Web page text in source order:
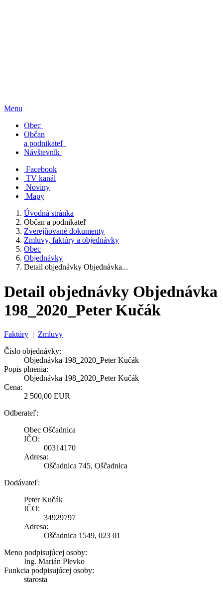
Menu
Obec
Občan
a podnikateľ
Návštevník
Facebook
TV kanál
Noviny
Mapy
Úvodná stránka
Občan a podnikateľ
Zverejňované dokumenty
Zmluvy, faktúry a objednávky
Obec
Objednávky
Detail objednávky Objednávka...
Detail objednávky Objednávka
198_2020_Peter Kučák
Faktúry | Zmluvy
Číslo objednávky:
Objednávka 198_2020_Peter Kučák
Popis plnenia:
Objednávka 198_2020_Peter Kučák
Cena:
2 500,00 EUR
Odberateľ:
Obec Oščadnica
IČO:
00314170
Adresa:
Oščadnica 745, Oščadnica
Dodávateľ:
Peter Kučák
IČO:
34929797
Adresa:
Oščadnica 1549, 023 01
Meno podpisujúcej osoby:
Ing. Marián Plevko
Funkcia podpisujúcej osoby:
starosta